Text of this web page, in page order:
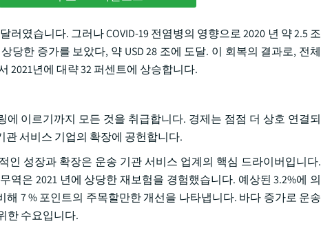
러였습니다. 그러나 COVID-19 전염병의 영향으로 2020 년 약 2.5 조
당한 증가를 보았다, 약 USD 28 조에 도달. 이 회복의 결과로, 전체
2021년에 대략 32 퍼센트에 상승합니다.
이르기까지 모든 것을 취급합니다. 경제는 점점 더 상호 연결되
관 서비스 기업의 확장에 공헌합니다.
성장과 확장은 운송 기관 서비스 업계의 핵심 드라이버입니다.
역은 2021 년에 상당한 재보험을 경험했습니다. 예상된 3.2%에 의
해 7 % 포인트의 주목할만한 개선을 나타냅니다. 바다 증가로 운송
한 수요입니다.